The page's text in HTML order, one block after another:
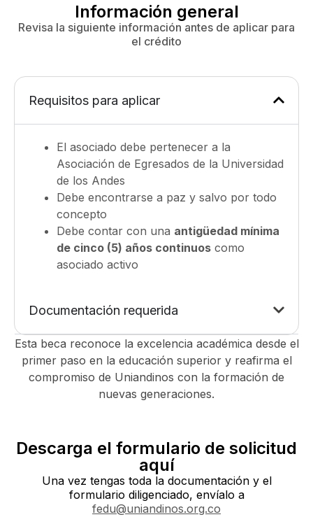
Información general
Revisa la siguiente información antes de aplicar para
el crédito
Requisitos para aplicar
El asociado debe pertenecer a la
Asociación de Egresados de la Universidad
de los Andes
Debe encontrarse a paz y salvo por todo
concepto
Debe contar con una antigüedad mínima
de cinco (5) años continuos como
asociado activo
Documentación requerida
Esta beca reconoce la excelencia académica desde el
primer paso en la educación superior y reafirma el
compromiso de Uniandinos con la formación de
nuevas generaciones.
Descarga el formulario de solicitud
aquí
Una vez tengas toda la documentación y el
formulario diligenciado, envíalo a
fedu@uniandinos.org.co